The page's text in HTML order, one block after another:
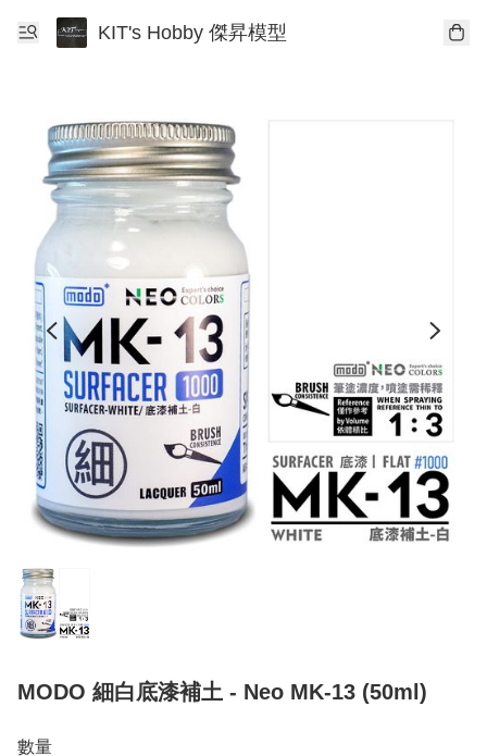
KIT's Hobby 傑昇模型
MODO 細白底漆補土 - Neo MK-13 (50ml)
數量